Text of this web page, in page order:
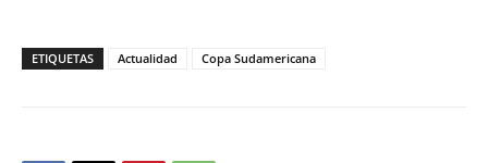
ETIQUETAS Actualidad Copa Sudamericana